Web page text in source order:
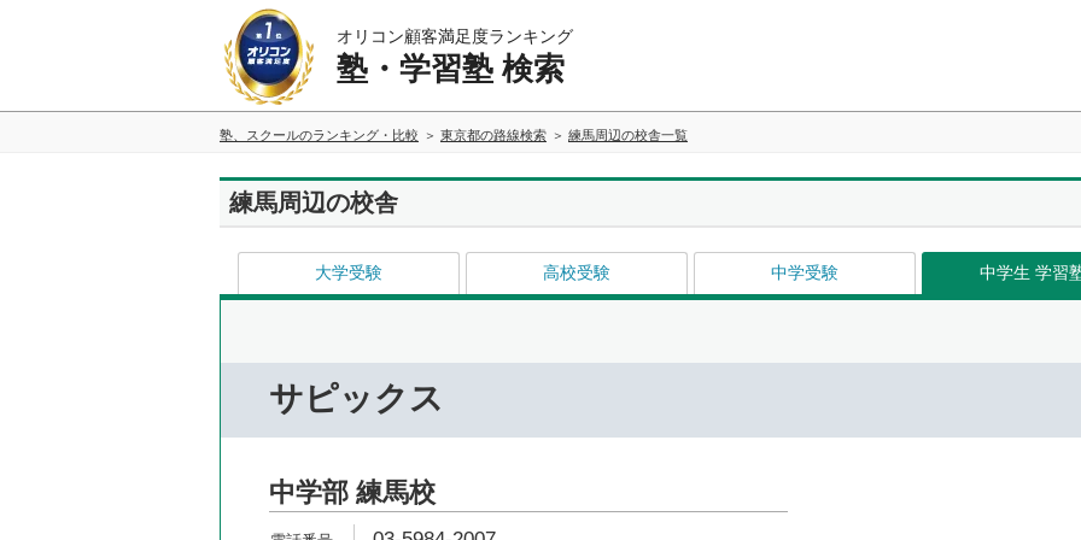
オリコン顧客満足度ランキング
塾・学習塾 検索
塾、スクールのランキング・比較 東京都の路線検索 練馬周辺の校舎一覧
練馬周辺の校舎
大学受験 高校受験 中学受験 中学生 学習
サピックス
中学部 練馬校